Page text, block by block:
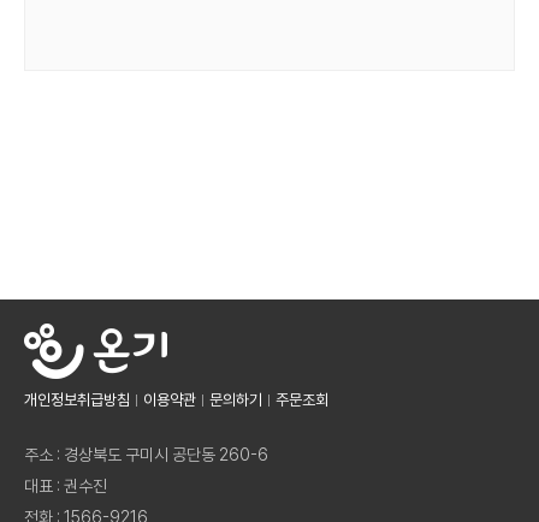
개인정보취급방침 이용약관 문의하기 주문조회
주소 : 경상북도 구미시 공단동 260-6
대표 : 권수진
전화 : 1566-9216